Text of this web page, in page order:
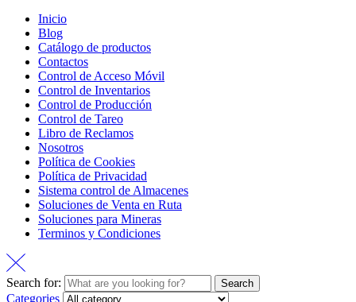
Inicio
Blog
Catálogo de productos
Contactos
Control de Acceso Móvil
Control de Inventarios
Control de Producción
Control de Tareo
Libro de Reclamos
Nosotros
Política de Cookies
Política de Privacidad
Sistema control de Almacenes
Soluciones de Venta en Ruta
Soluciones para Mineras
Terminos y Condiciones
Search for: Search
Categories